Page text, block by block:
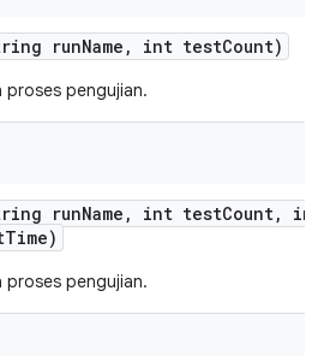
runName , int testCount)
proses pengujian.
runName , int testCount,
int
Time)
proses pengujian.